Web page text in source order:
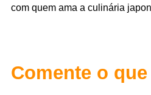
com quem ama a culinária
Comente o